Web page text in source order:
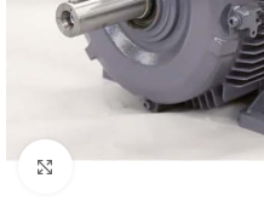
Vergroten